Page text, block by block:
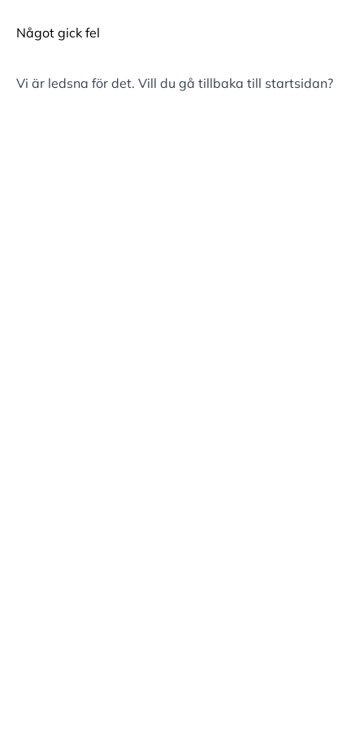
Något gick fel
Vi är ledsna för det. Vill du gå tillbaka till startsidan?